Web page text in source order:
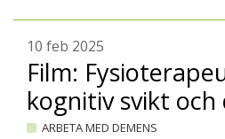
10 feb 2025
Film:
kognitiv svikt och
ARBETA MED DEMENS